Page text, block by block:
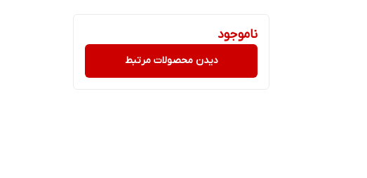
ناموجود
دیدن محصولات مرتبط